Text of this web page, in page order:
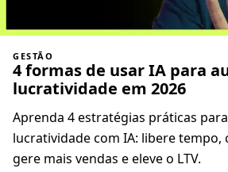
GESTÃO
4 formas de usar IA para
lucratividade em 2026
Aprenda 4 estratégias práticas
lucratividade com IA: libere tempo,
gere mais vendas e eleve o LTV.